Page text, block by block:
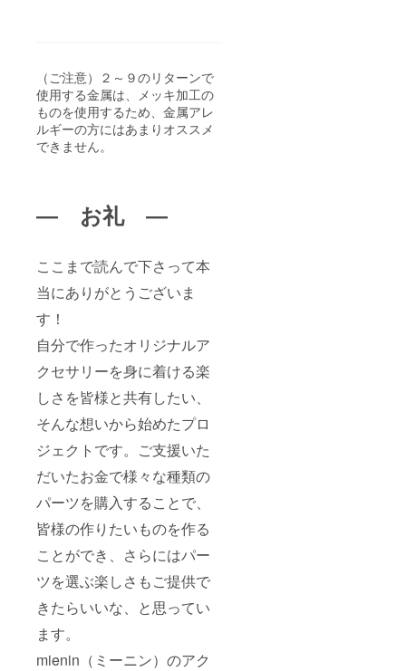
（ご注意）２～９のリターンで
使用する金属は、メッキ加工の
ものを使用するため、金属アレ
ルギーの方にはあまりオススメ
できません。
― お礼 ―
ここまで読んで下さって本
当にありがとうございま
す！
自分で作ったオリジナルア
クセサリーを身に着ける楽
しさを皆様と共有したい、
そんな想いから始めたプロ
ジェクトです。ご支援いた
だいたお金で様々な種類の
パーツを購入することで、
皆様の作りたいものを作る
ことができ、さらにはパー
ツを選ぶ楽しさもご提供で
きたらいいな、と思ってい
ます。
mienin（ミーニン）のアク